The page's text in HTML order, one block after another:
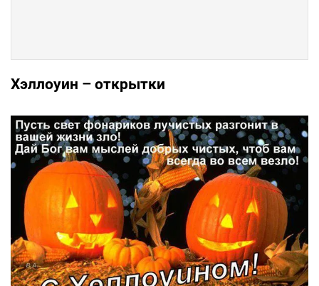
Хэллоуин – открытки